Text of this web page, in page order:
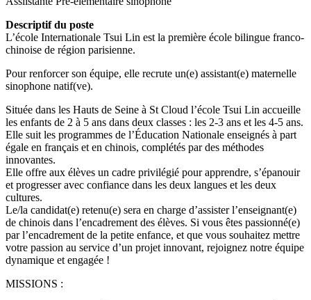
Descriptif du poste
L’école Internationale Tsui Lin est la première école bilingue franco-
chinoise de région parisienne.
Pour renforcer son équipe, elle recrute un(e) assistant(e) maternelle
sinophone natif(ve).
Située dans les Hauts de Seine à St Cloud l’école Tsui Lin accueille
les enfants de 2 à 5 ans dans deux classes : les 2-3 ans et les 4-5 ans.
Elle suit les programmes de l’Éducation Nationale enseignés à part
égale en français et en chinois, complétés par des méthodes
innovantes.
Elle offre aux élèves un cadre privilégié pour apprendre, s’épanouir
et progresser avec confiance dans les deux langues et les deux
cultures.
Le/la candidat(e) retenu(e) sera en charge d’assister l’enseignant(e)
de chinois dans l’encadrement des élèves. Si vous êtes passionné(e)
par l’encadrement de la petite enfance, et que vous souhaitez mettre
votre passion au service d’un projet innovant, rejoignez notre équipe
dynamique et engagée !
MISSIONS :